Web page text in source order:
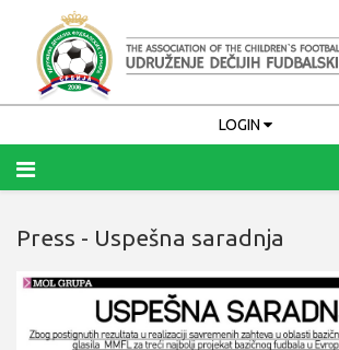
LOGIN
Upamti me
PRIJAVA
Zaboravili ste korisničko ime?
Press - Uspešna saradnja